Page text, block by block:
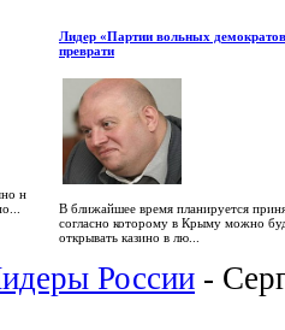
н
Лидер «Партии вольных
преврати
В ближайшее время планируется
согласно которому в Крыму можно
открывать казино в лю...
России -